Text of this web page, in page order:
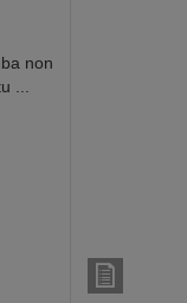
non
...